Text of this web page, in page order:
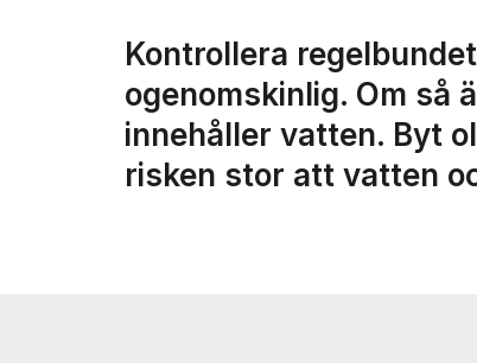
Kontrollera
ogenomskinlig. Om så
innehåller vatten. Byt
risken stor att vatten